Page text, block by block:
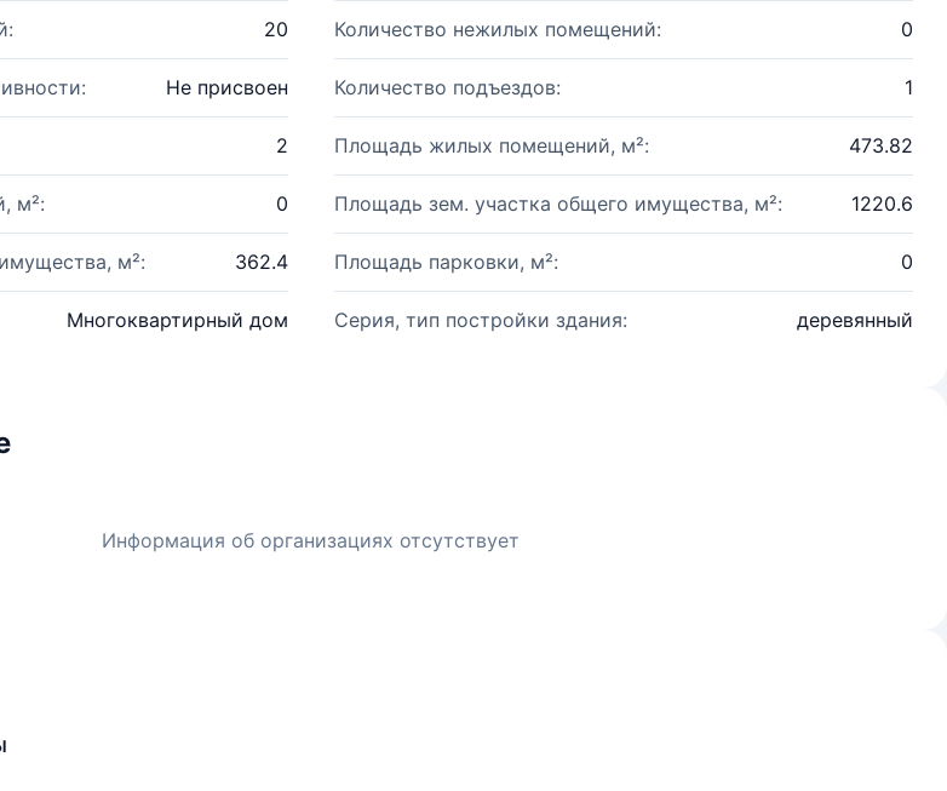
20 Количество нежилых помещений: 0
Не присвоен Количество подъездов: 1
2 Площадь жилых помещений, м²: 473.82
м²: 0 Площадь зем. участка общего имущества, м²: 1220.6
м²: 362.4 Площадь парковки, м²: 0
Многоквартирный дом Серия, тип постройки здания: деревянный
Информация об организациях отсутствует